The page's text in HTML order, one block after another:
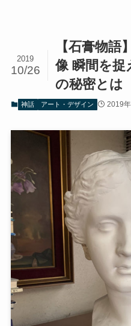
【石膏物
像 瞬間を捉
の秘密とは
2019
10/26
神話 アート・デザイン 2019